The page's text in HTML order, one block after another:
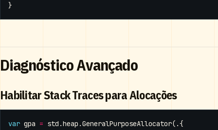
}
Diagnóstico Avançado
Habilitar Stack Traces para Alocações
var gpa = std .heap .GeneralPurposeAllocator(.{